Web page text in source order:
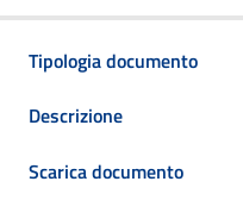
Tipologia documento
Descrizione
Scarica documento